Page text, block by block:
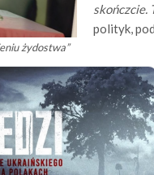
żydostwa”
skończcie.
polityk,